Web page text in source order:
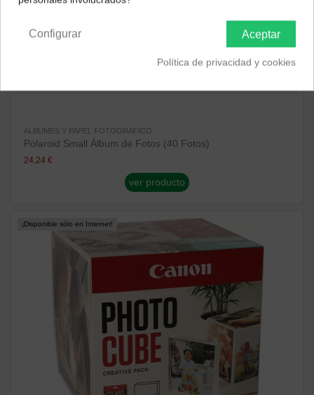
ALBUMES Y PAPEL FOTOGRAFICO
Polaroid Small Álbum de Fotos (40 Fotos)
24,24 €
ver producto
¡Disponible sólo en Internet!
Aceptar
Configurar
Política de privacidad y cookies